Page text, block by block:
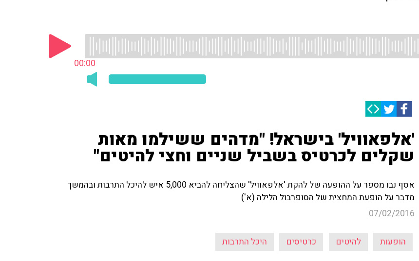
00:00
'אלפאוויל' בישראל! "מדהים ששילמו מאות
שקלים לכרטיס בשביל שניים וחצי להיטים"
אסף נבו מספר על ההופעה של להקת 'אלפאוויל' שהצליחה להביא 5,000 איש להיכל התרבות ובהמשך
מדבר על הופעת המחצית של הסופרבול הלילה (א')
07/02/2016
הופעות להיטים כרטיסים היכל התרבות